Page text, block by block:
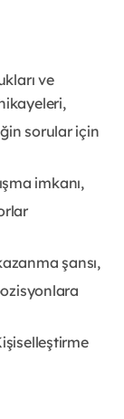
ve
sorular için
imkanı,
şansı,